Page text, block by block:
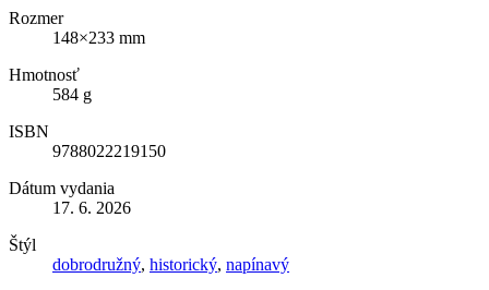
Rozmer
148×233 mm
Hmotnosť
584 g
ISBN
9788022219150
Dátum vydania
17. 6. 2026
Štýl
dobrodružný, historický, napínavý